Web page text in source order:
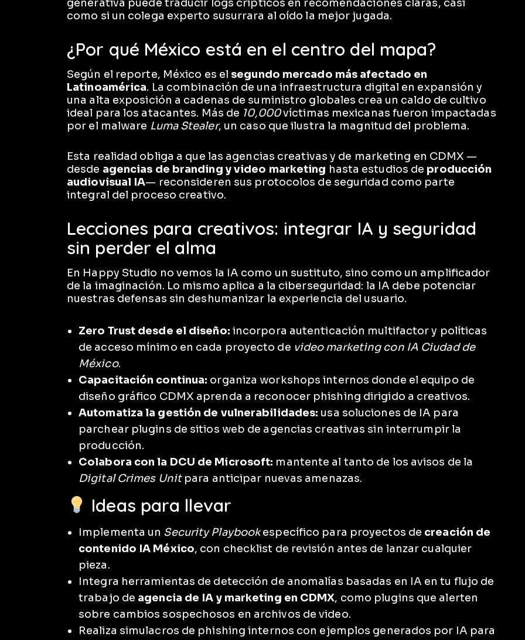
generativa puede traducir logs crípticos en recomendaciones claras, casi
como si un colega experto susurrara al oído la mejor jugada.
¿Por qué México está en el centro del mapa?
Según el reporte, México es el segundo mercado más afectado en
Latinoamérica. La combinación de una infraestructura digital en expansión y
una alta exposición a cadenas de suministro globales crea un caldo de cultivo
ideal para los atacantes. Más de 10,000víctimas mexicanas fueron impactadas
por el malware Luma Stealer, un caso que ilustra la magnitud del problema.
Esta realidad obliga a que las agencias creativas y de marketing en CDMX —
desde agencias de branding y video marketing hasta estudios de producción
audiovisual IA— reconsideren sus protocolos de seguridad como parte
integral del proceso creativo.
Lecciones para creativos: integrar IA y seguridad
sin perder el alma
En Happy Studio no vemos la IA como un sustituto, sino como un amplificador
de la imaginación. Lo mismo aplica a la ciberseguridad: la IA debe potenciar
nuestras defensas sin deshumanizar la experiencia del usuario.
Zero Trust desde el diseño: incorpora autenticación multifactor y políticas
de acceso mínimo en cada proyecto de video marketing con IA Ciudad de
México.
Capacitación continua: organiza workshops internos donde el equipo de
diseño gráfico CDMX aprenda a reconocer phishing dirigido a creativos.
Automatiza la gestión de vulnerabilidades: usa soluciones de IA para
parchear plugins de sitios web de agencias creativas sin interrumpir la
producción.
Colabora con la DCU de Microsoft: mantente al tanto de los avisos de la
Digital Crimes Unitpara anticipar nuevas amenazas.
Ideas para llevar
Implementa un Security Playbookespecífico para proyectos de creación de
contenido IA México, con checklist de revisión antes de lanzar cualquier
pieza.
Integra herramientas de detección de anomalías basadas en IA en tu flujo de
trabajo de agencia de IA y marketing en CDMX, como plugins que alerten
sobre cambios sospechosos en archivos de video.
Realiza simulacros de phishing internos con ejemplos generados por IA para